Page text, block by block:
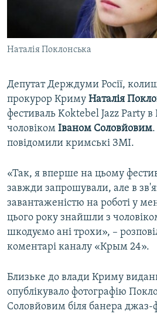
ВІДЕОУРОКИ «ELIFBE»
СВІДЧЕННЯ ОКУПАЦІЇ
УКРАЇНСЬКА ПРОБЛЕМА КРИМУ
Qırımtatar
Усі сайти RFE/RL
Наталія Поклонська
Депутат Держдуми Росії,
прокурор Криму Наталія
фестиваль Koktebel Jazz Party в
чоловіком Іваном Соловйовим
повідомили кримські ЗМІ.
«Так, я вперше на цьому
завжди запрошували, але в
завантаженістю на роботі у
цього року знайшли з
шкодуємо ані трохи», –
коментарі каналу «Крым 24».
Близьке до влади Криму
опублікувало фотографію
Соловйовим біля банера джаз-